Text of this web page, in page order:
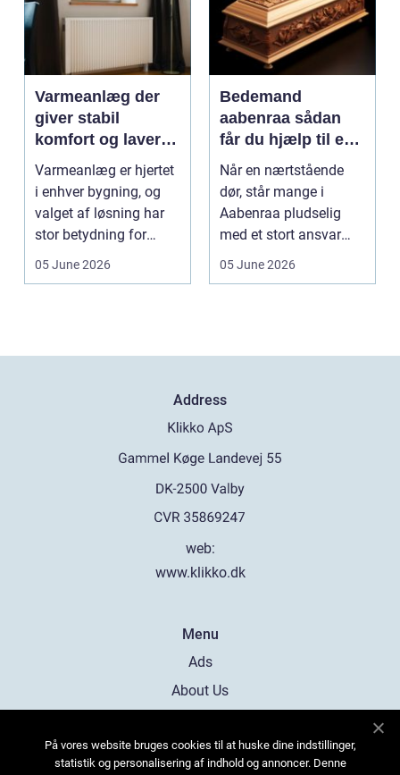
Varmeanlæg der
giver stabil
komfort og lavere
energiregning
Varmeanlæg er hjertet
i enhver bygning, og
valget af løsning har
stor betydning for
b&a...
05 June 2026
Bedemand
aabenraa sådan
får du hjælp til en
værdig afsked
Når en nærtstående
dør, står mange i
Aabenraa pludselig
med et stort ansvar
midt i sorgen.
05 June 2026
Address
web:
www.klikko.dk
Menu
Ads
About Us
Contact
På vores website bruges cookies til at huske dine indstillinger,
statistik og personalisering af indhold og annoncer. Denne